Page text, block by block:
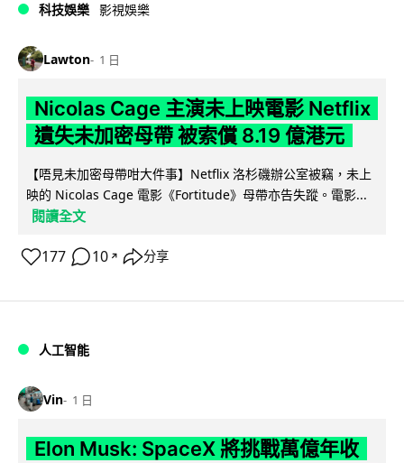
科技娛樂 影視娛樂
Lawton 1 日
Nicolas Cage 主演未上映電影 Netflix
遺失未加密母帶 被索償 8.19 億港元
【唔見未加密母帶咁大件事】Netflix 洛杉磯辦公室被竊，未上
映的 Nicolas Cage 電影《Fortitude》母帶亦告失蹤。電影...
閱讀全文
177 10 ↗ 分享
人工智能
Vin 1 日
Elon Musk: SpaceX 將挑戰萬億年收